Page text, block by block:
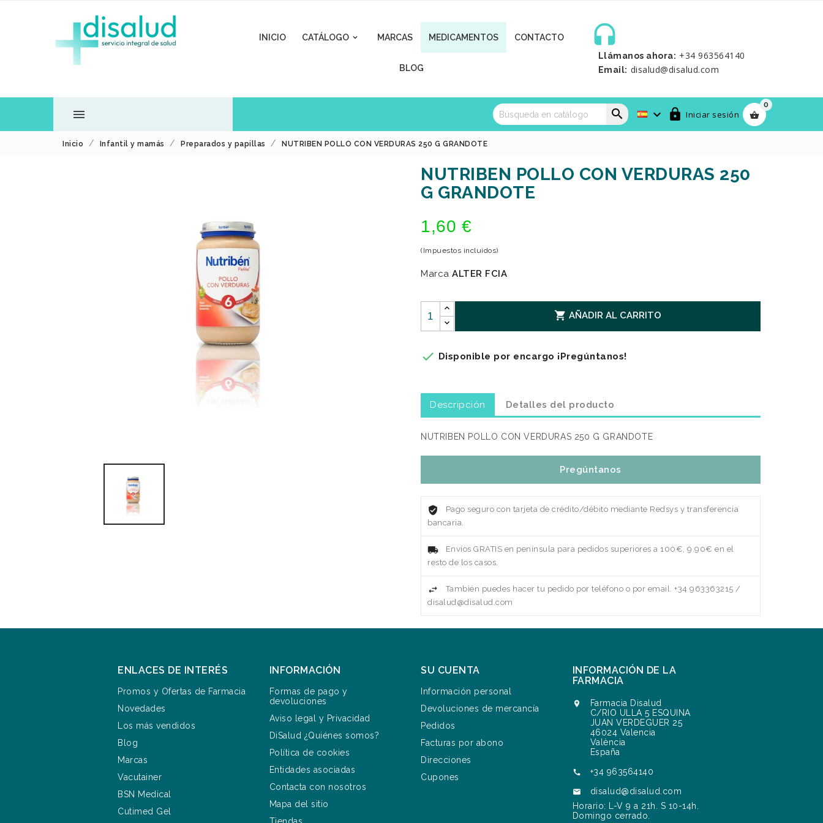
INICIO 
CATÁLOGO MARCAS MEDICAMENTOS CONTACTO
BLOG

Llámanos ahora: +34 963564140
Email: disalud@disalud.com

TODOS LOS

0
 Iniciar sesión


Inicio Infantil y mamás Preparados y papillas NUTRIBEN POLLO CON VERDURAS 250 G GRANDOTE
NUTRIBEN POLLO CON VERDURAS 250
G GRANDOTE
1,60 €
(Impuestos incluidos)
Marca ALTER FCIA
 AÑADIR AL CARRITO
 Disponible por encargo ¡Pregúntanos!
Descripción Detalles del producto
NUTRIBEN POLLO CON VERDURAS 250 G GRANDOTE
Pregúntanos
Pago seguro con tarjeta de crédito/débito mediante Redsys y transferencia
bancaria.
Envíos GRATIS en península para pedidos superiores a 100€, 9.90€ en el
resto de los casos.
También puedes hacer tu pedido por teléfono o por email. +34 963363215 /
disalud@disalud.com
ENLACES DE INTERÉS
Promos y Ofertas de Farmacia
Novedades
Los más vendidos
Blog
Marcas
Vacutainer
BSN Medical
Cutimed Gel
INFORMACIÓN
Formas de pago y
devoluciones
Aviso legal y Privacidad
DiSalud ¿Quiénes somos?
Política de cookies
Entidades asociadas
Contacta con nosotros
Mapa del sitio
SU CUENTA
Información personal
Devoluciones de mercancía
Pedidos
Facturas por abono
Direcciones
Cupones
INFORMACIÓN DE LA
FARMACIA

Farmacia Disalud
C/RIO ULLA 5 ESQUINA
JUAN VERDEGUER 25
46024 Valencia
València
España
 +34 963564140

disalud@disalud.com
Horario: L-V 9 a 21h. S 10-14h.
Domingo cerrado.